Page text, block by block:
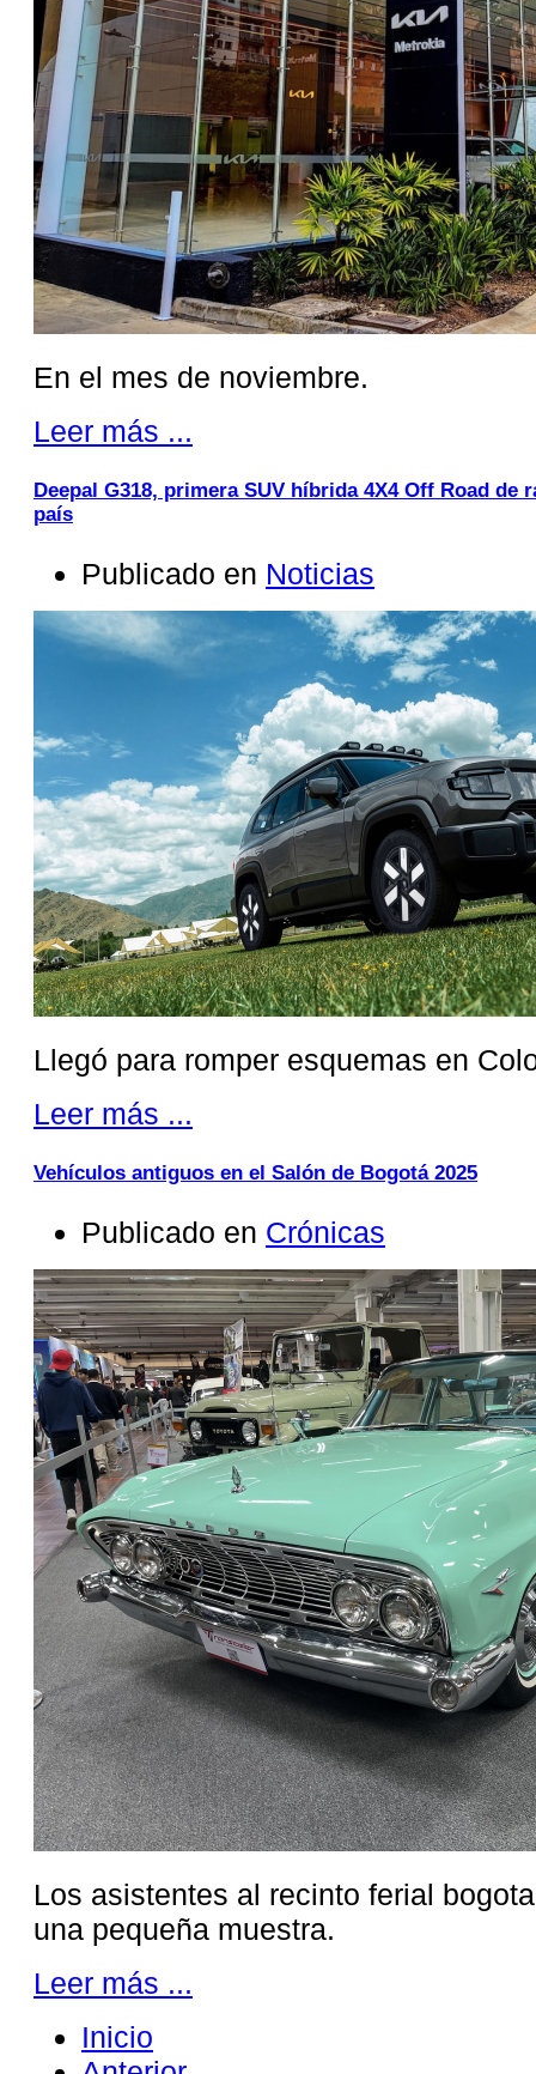
En el mes de noviembre.
Leer más ...
Deepal G318, primera SUV híbrida 4X4 Off Road de
país
Publicado en Noticias
Llegó para romper esquemas en
Leer más ...
Vehículos antiguos en el Salón de Bogotá 2025
Publicado en Crónicas
Los asistentes al recinto ferial
una pequeña muestra.
Leer más ...
Inicio